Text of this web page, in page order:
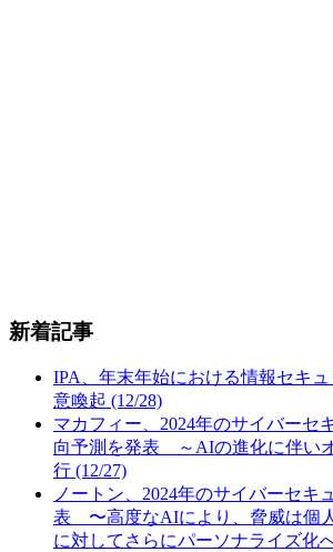
新着記事
IPA、年末年始における情報セキ
意喚起 (12/28)
マカフィー、2024年のサイバーセ
向予測を発表 ～AIの進化に伴い
行 (12/27)
ノートン、2024年のサイバーセキ
表 〜高度なAIにより、脅威は個
に対してさらにパーソナライズ化